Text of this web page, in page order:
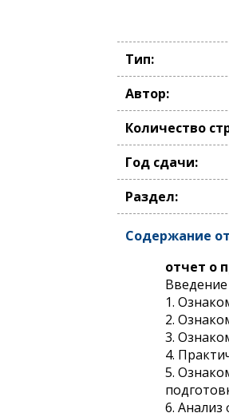
Тип:
Автор:
Количество
Год сдачи:
Раздел:
Содержание
отчет о
1.
2.
3.
4.
5.
6. Анализ